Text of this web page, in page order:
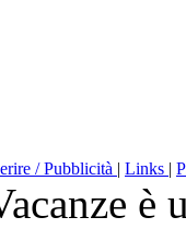
/ Pubblicità | Links |
è